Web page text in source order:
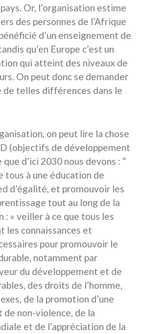
Or, l’organisation estime
des personnes de l’Afrique
d’un enseignement de
qu’en Europe c’est un
qui atteint des niveaux de
On peut donc se demander
de telles différences dans le
on peut lire la chose
(objectifs de développement
d’ici 2030 nous devons : “
tous à une éducation de
d’égalité, et promouvoir les
tout au long de la
: « veiller à ce que tous les
les connaissances et
pour promouvoir le
notamment par
du développement et de
des droits de l’homme,
de la promotion d’une
de non-violence, de la
et de l’appréciation de la